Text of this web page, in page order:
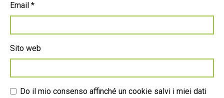
Email *
Sito web
Do il mio consenso affinché un cookie salvi i miei dati